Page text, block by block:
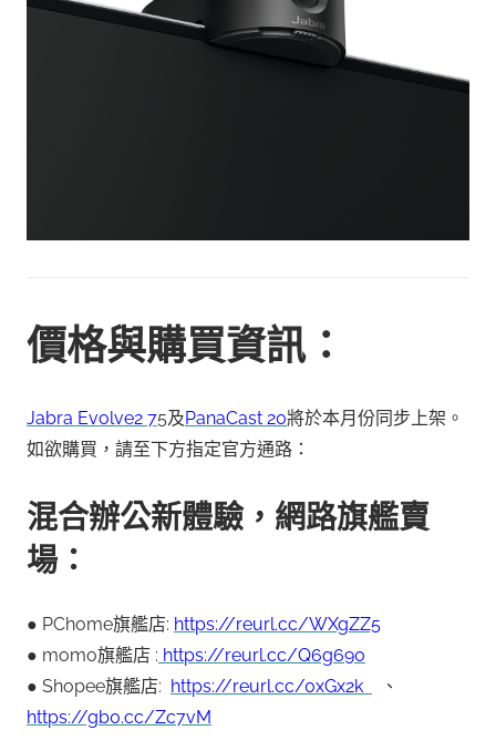
價格與購買資訊：
Jabra Evolve2 75及PanaCast 20將於本月份同步上架。
如欲購買，請至下方指定官方通路：
混合辦公新體驗，網路旗艦賣
場：
● PChome旗艦店: https://reurl.cc/WXgZZ5
● momo旗艦店 : https://reurl.cc/Q6g690
● Shopee旗艦店: https://reurl.cc/0xGx2k
、
https://gb0.cc/Zc7vM